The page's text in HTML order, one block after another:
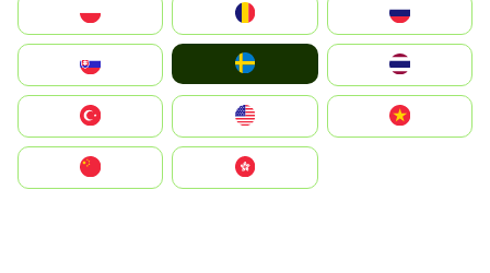
United States
中國香港特別行政區